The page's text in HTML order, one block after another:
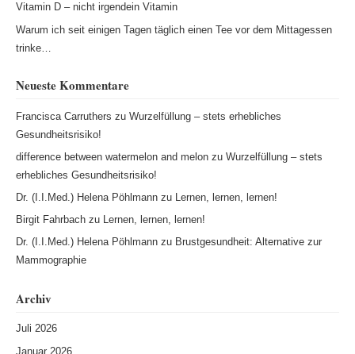
Vitamin D – nicht irgendein Vitamin
Warum ich seit einigen Tagen täglich einen Tee vor dem Mittagessen
trinke…
Neueste Kommentare
Francisca Carruthers zu Wurzelfüllung – stets erhebliches
Gesundheitsrisiko!
difference between watermelon and melonzu Wurzelfüllung – stets
erhebliches Gesundheitsrisiko!
Dr. (I.I.Med.) Helena Pöhlmannzu Lernen, lernen, lernen!
Birgit Fahrbachzu Lernen, lernen, lernen!
Dr. (I.I.Med.) Helena Pöhlmannzu Brustgesundheit: Alternative zur
Mammographie
Archiv
Juli 2026
Januar 2026